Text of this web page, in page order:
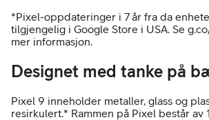
*Pixel-oppdateringer i 7 år fra da
tilgjengelig i Google Store i USA. Se
mer informasjon.
Designet med tanke på
Pixel 9 inneholder metaller, glass og
resirkulert.* Rammen på Pixel består av